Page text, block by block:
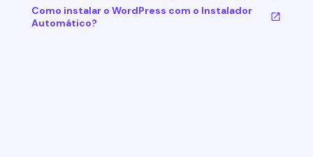
Como instalar o WordPress com o Instalador
Automático?